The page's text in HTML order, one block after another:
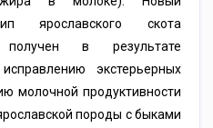
ярославского скота
в результате
экстерьерных
молочной продуктивности
породы с быками